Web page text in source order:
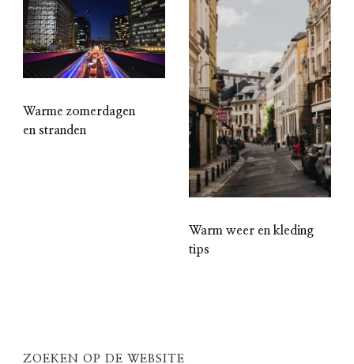
Warme zomerdagen
en stranden
Warm weer en kleding
tips
ZOEKEN OP DE WEBSITE